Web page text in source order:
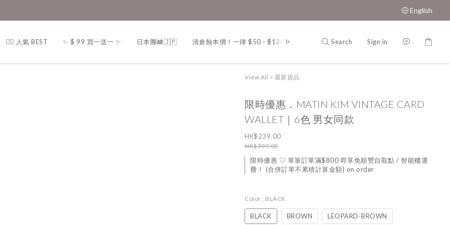
English
❤️‍🔥 人氣 BEST ✨ $ 99 買一送一 ✨ 日本團🎎🇯🇵 清倉蝕本價！一律 $50 - $120 韓 國．東 大 門．男 女 裝 MUAH MUAH．
Search Sign in
View All > 最新貨品
限時優惠．MATIN KIM VINTAGE CARD
WALLET｜6色 男女同款
HK$239.00
HK$399.00
限時優惠 ♡ 單筆訂單滿$800 即享免順豐自取點 / 智能櫃運
費！ (合併訂單不累積計算金額) on order
Color : BLACK
BLACK BROWN LEOPARD-BROWN